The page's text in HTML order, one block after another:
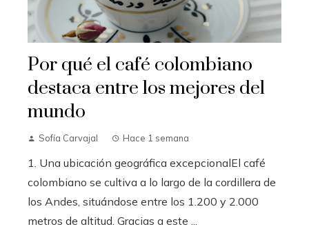
Por qué el café colombiano
destaca entre los mejores del
mundo
Sofía Carvajal Hace 1 semana
1. Una ubicación geográfica excepcionalEl café
colombiano se cultiva a lo largo de la cordillera de
los Andes, situándose entre los 1.200 y 2.000
metros de altitud. Gracias a este ...